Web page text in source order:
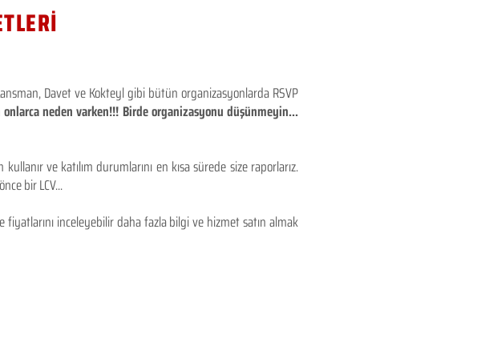
Davet ve Kokteyl gibi bütün organizasyonlarda RSVP
neden varken!!! Birde organizasyonu düşünmeyin...
ve katılım durumlarını en kısa sürede size raporlarız.
bir LCV...
inceleyebilir daha fazla bilgi ve hizmet satın almak